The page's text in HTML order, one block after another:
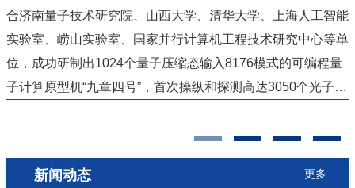
合济南量子技术研究院、山西大学、清华大学、上海人工智能
实验室、崂山实验室、国家并行计算机工程技术研究中心等单
位，成功研制出1024个量子压缩态输入8176模式的可编程量
子计算原型机“九章四号”，首次操纵和探测高达3050个光子的
新闻动态 更多